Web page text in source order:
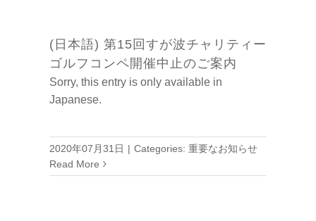
(日本語) 第15回すが波チャリティー
ゴルフコンペ開催中止のご案内
Sorry, this entry is only available in
Japanese.
2020年07月31日 | Categories: 重要なお知らせ
Read More